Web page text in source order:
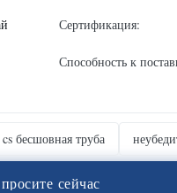
Сертификация:
Способность к
cs бесшовная труба
просите сейчас